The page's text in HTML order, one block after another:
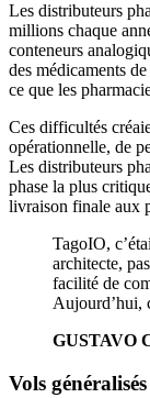
Les distributeurs
millions chaque
conteneurs
des médicaments
ce que les
Ces difficultés
opérationnelle, de
Les distributeurs
phase la plus
livraison finale aux
TagoIO,
architecte,
facilité de
Aujourd’hui,
GUSTAVO
Vols